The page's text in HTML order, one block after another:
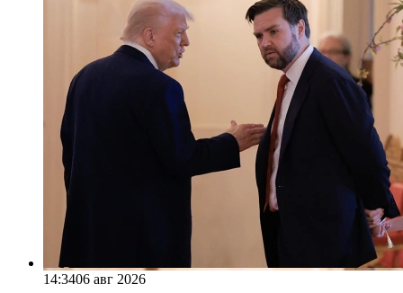
14:3406 авг 2026